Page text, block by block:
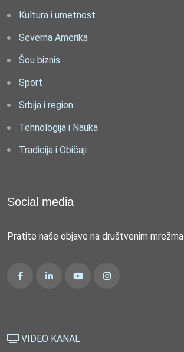
Kultura i umetnost
Severna Amerika
Šou biznis
Sport
Srbija i region
Tehnologija i Nauka
Tradicija i Običaji
Social media
Pratite naše objave na društvenim mrežma
VIDEO KANAL